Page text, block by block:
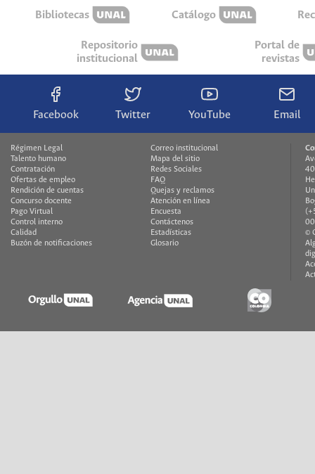
Bibliotecas Catálogo
Repositorio
institucional
Portal de
revistas
Facebook Twitter YouTube Email
Régimen Legal
Talento humano
Contratación
Ofertas de empleo
Rendición de cuentas
Concurso docente
Pago Virtual
Control interno
Calidad
Buzón de notificaciones
Correo institucional
Mapa del sitio
Redes Sociales
FAQ
Quejas y reclamos
Atención en línea
Encuesta
Contáctenos
Estadísticas
Glosario
©